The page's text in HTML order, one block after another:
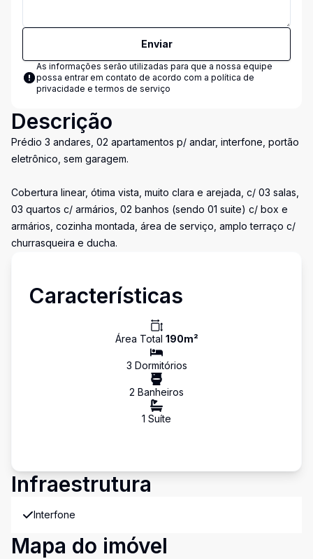
Enviar
As informações serão utilizadas para que a nossa equipe
possa entrar em contato de acordo com a política de
privacidade e termos de serviço
Descrição
Prédio 3 andares, 02 apartamentos p/ andar, interfone, portão
eletrônico, sem garagem.
Cobertura linear, ótima vista, muito clara e arejada, c/ 03 salas,
03 quartos c/ armários, 02 banhos (sendo 01 suite) c/ box e
armários, cozinha montada, área de serviço, amplo terraço c/
churrasqueira e ducha.
Características
Área Total 190m²
3 Dormitórios
2 Banheiros
1 Suíte
Infraestrutura
Interfone
Mapa do imóvel